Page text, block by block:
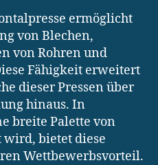
ermöglicht
von Blechen,
von Rohren und
Fähigkeit erweitert
dieser Pressen über
hinaus. In
breite Palette von
bietet diese
Wettbewerbsvorteil.